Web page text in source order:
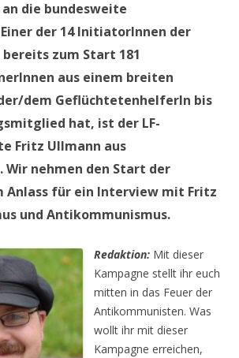
an die bundesweite
der 14 InitiatorInnen der
zum Start 181
aus einem breiten
dem GeflüchtetenhelferIn bis
hat, ist der LF-
Fritz Ullmann aus
Wir nehmen den Start der
Anlass für ein Interview mit Fritz
und Antikommunismus.
Redaktion: Mit dieser
Kampagne stellt ihr euch
mitten in das Feuer der
Antikommunisten. Was
wollt ihr mit dieser
Kampagne erreichen,